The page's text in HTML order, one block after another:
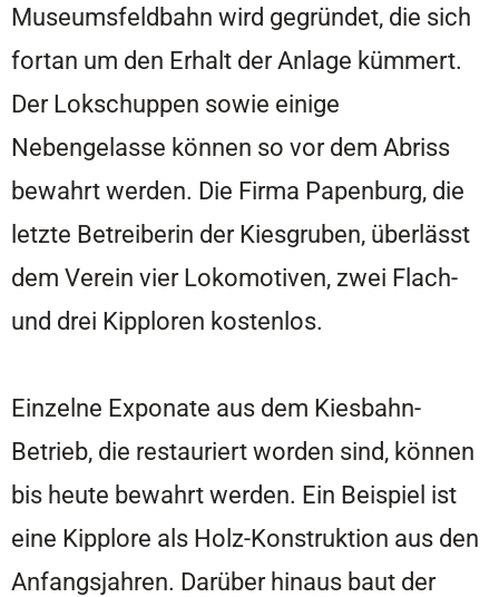
Museumsfeldbahn wird gegründet, die sich
fortan um den Erhalt der Anlage kümmert.
Der Lokschuppen sowie einige
Nebengelasse können so vor dem Abriss
bewahrt werden. Die Firma Papenburg, die
letzte Betreiberin der Kiesgruben, überlässt
dem Verein vier Lokomotiven, zwei Flach-
und drei Kipploren kostenlos.
Einzelne Exponate aus dem Kiesbahn-
Betrieb, die restauriert worden sind, können
bis heute bewahrt werden. Ein Beispiel ist
eine Kipplore als Holz-Konstruktion aus den
Anfangsjahren. Darüber hinaus baut der